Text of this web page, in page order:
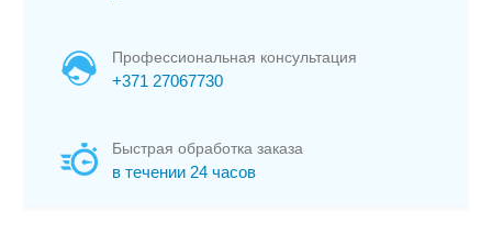
Профессиональная консультация
+371 27067730
Быстрая обработка заказа
в течении 24 часов